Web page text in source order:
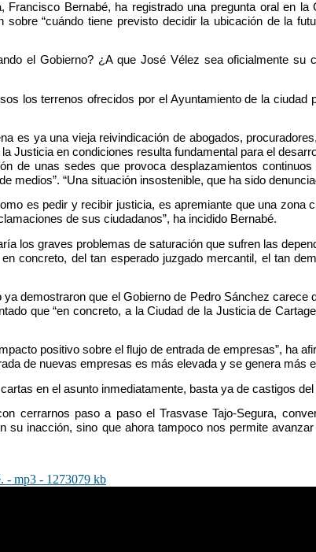
Francisco Bernabé, ha registrado una pregunta oral en
“cuándo tiene previsto decidir la ubicación de la
el Gobierno? ¿A que José Vélez sea oficialmente
los terrenos ofrecidos por el Ayuntamiento de la
es ya una vieja reivindicación de abogados,
la Justicia en condiciones resulta fundamental para el
de unas sedes que provoca desplazamientos
medios”. “Una situación insostenible, que ha sido
es pedir y recibir justicia, es apremiante que una
de sus ciudadanos”, ha incidido Bernabé.
los graves problemas de saturación que sufren las
concreto, del tan esperado juzgado mercantil, el tan
demostraron que el Gobierno de Pedro Sánchez
que “en concreto, a la Ciudad de la Justicia de
positivo sobre el flujo de entrada de empresas”, ha
de nuevas empresas es más elevada y se genera más
en el asunto inmediatamente, basta ya de castigos
cerrarnos paso a paso el Trasvase Tajo-Segura,
inacción, sino que ahora tampoco nos permite
- mp3 - 1273079 kb